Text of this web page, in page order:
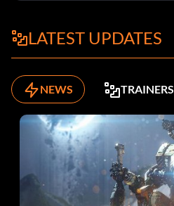
LATEST UPDATES
NEWS TRAINERS